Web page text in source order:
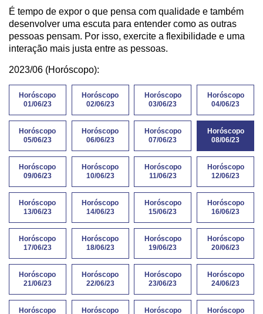
É tempo de expor o que pensa com qualidade e também
desenvolver uma escuta para entender como as outras
pessoas pensam. Por isso, exercite a flexibilidade e uma
interação mais justa entre as pessoas.
2023/06 (Horóscopo):
Horóscopo
01/06/23
Horóscopo
02/06/23
Horóscopo
03/06/23
Horóscopo
04/06/23
Horóscopo
05/06/23
Horóscopo
06/06/23
Horóscopo
07/06/23
Horóscopo
08/06/23
Horóscopo
09/06/23
Horóscopo
10/06/23
Horóscopo
11/06/23
Horóscopo
12/06/23
Horóscopo
13/06/23
Horóscopo
14/06/23
Horóscopo
15/06/23
Horóscopo
16/06/23
Horóscopo
17/06/23
Horóscopo
18/06/23
Horóscopo
19/06/23
Horóscopo
20/06/23
Horóscopo
21/06/23
Horóscopo
22/06/23
Horóscopo
23/06/23
Horóscopo
24/06/23
Horóscopo Horóscopo Horóscopo Horóscopo